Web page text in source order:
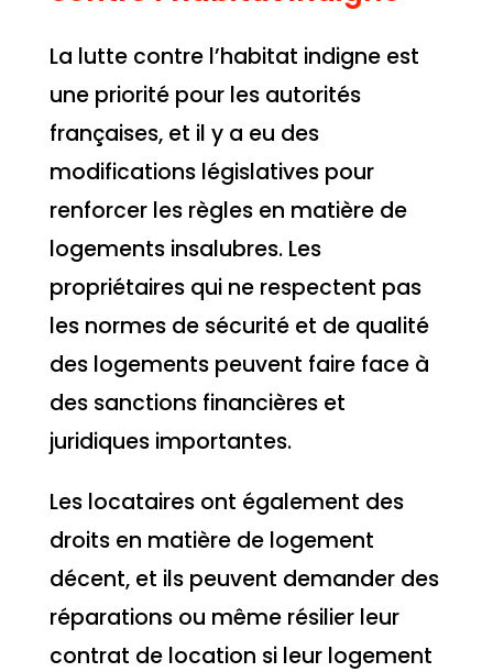
La lutte contre l’habitat indigne est
une priorité pour les autorités
françaises, et il y a eu des
modifications législatives pour
renforcer les règles en matière de
logements insalubres. Les
propriétaires qui ne respectent pas
les normes de sécurité et de qualité
des logements peuvent faire face à
des sanctions financières et
juridiques importantes.
Les locataires ont également des
droits en matière de logement
décent, et ils peuvent demander des
réparations ou même résilier leur
contrat de location si leur logement